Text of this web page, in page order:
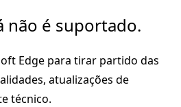
não é suportado.
Edge para tirar partido das
atualizações de
técnico.